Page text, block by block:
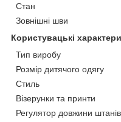
Стан
Зовнішні шви
Користувацькі
Тип виробу
Розмір дитячого одягу
Стиль
Візерунки та принти
Регулятор довжини штанів